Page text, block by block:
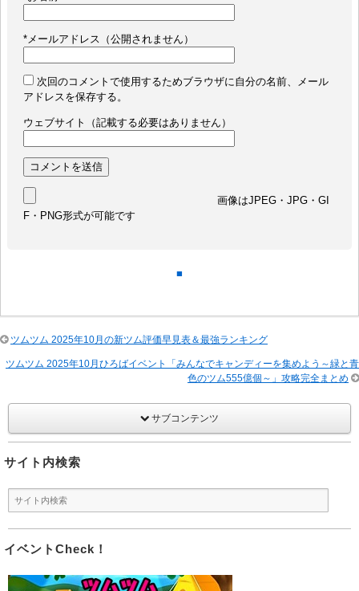
* メールアドレス（公開されません）
次回のコメントで使用するためブラウザに自分の名前、メール
アドレスを保存する。
ウェブサイト（記載する必要はありません）
画像はJPEG・JPG・GI
F・PNG形式が可能です
■
ツムツム 2025年10月の新ツム評価早見表＆最強ランキング
ツムツム 2025年10月ひろばイベント「みんなでキャンディーを集めよう～緑と青
色のツム555億個～」攻略完全まとめ
サブコンテンツ
サイト内検索
イベントCheck！